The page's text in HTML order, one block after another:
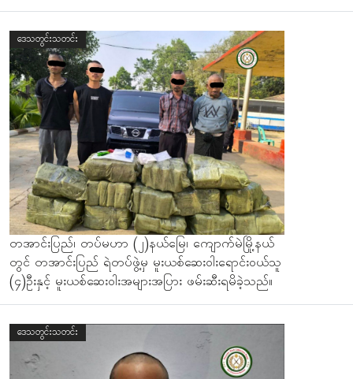
ဒေသတွင်းသတင်း
တအာင်းပြည်၊ တပ်မဟာ (၂)နယ်မြေ၊ ကျောက်မဲမြို့နယ်
တွင် တအာင်းပြည် ရဲတပ်ဖွဲ့မှ မူးယစ်ဆေးဝါးရောင်းဝယ်သူ
(၄)ဦးနှင့် မူးယစ်ဆေးဝါးအများအပြား ဖမ်းဆီးရမိခဲ့သည်။
ဒေသတွင်းသတင်း